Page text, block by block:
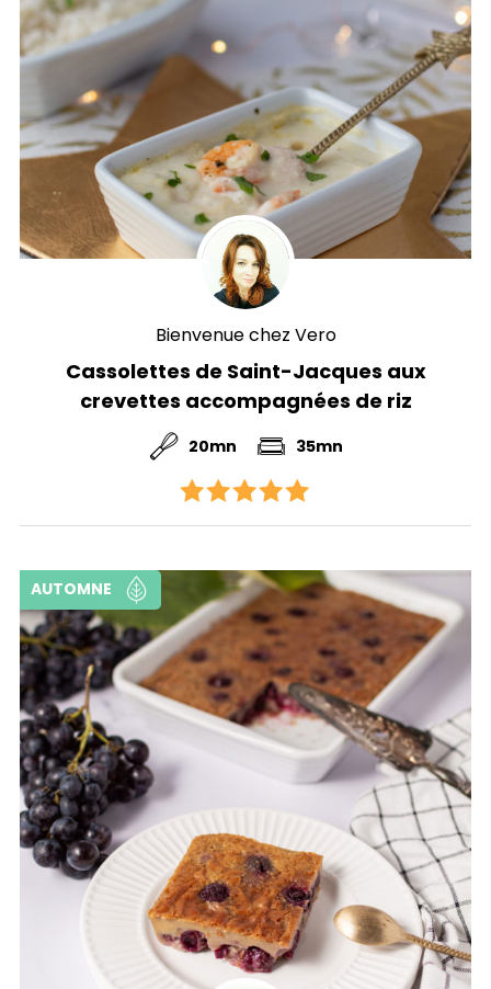
Bienvenue chez Vero
Cassolettes de Saint-Jacques aux
crevettes accompagnées de riz
20mn 35mn
AUTOMNE